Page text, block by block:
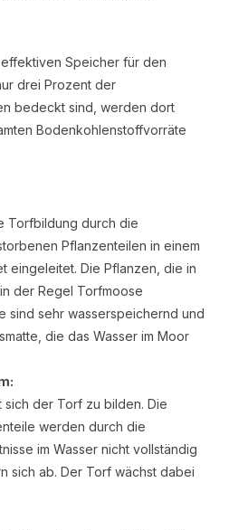
Speicher für den
drei Prozent der
bedeckt sind, werden dort
Bodenkohlenstoffvorräte
Torfbildung durch die
Pflanzenteilen in einem
eingeleitet. Die Pflanzen, die in
der Regel Torfmoose
sind sehr wasserspeichernd und
die das Wasser im Moor
sich der Torf zu bilden. Die
werden durch die
im Wasser nicht vollständig
sich ab. Der Torf wächst dabei